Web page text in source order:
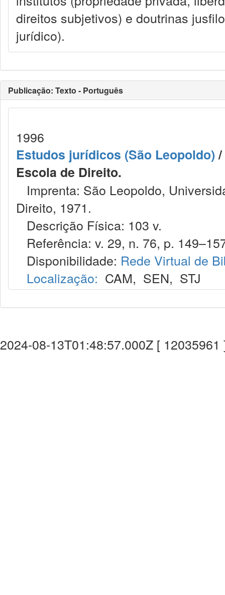
direitos subjetivos) e doutrinas
jurídico).
Publicação: Texto - Português
1996
Estudos jurídicos (São Leopoldo)/
Escola de Direito.
Imprenta: São Leopoldo,
Direito, 1971.
Descrição Física: 103 v.
Referência: v. 29, n. 76, p.
Disponibilidade: Rede Virtual de
Localização: CAM, SEN, STJ
2024-08-13T01:48:57.000Z [ 12035961